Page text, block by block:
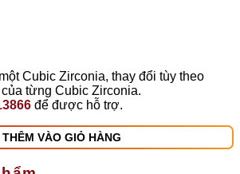
Cubic Zirconia, thay đổi tùy theo
từng Cubic Zirconia.
để được hỗ trợ.
THÊM VÀO GIỎ HÀNG